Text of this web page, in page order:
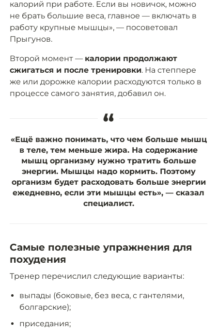
калорий при работе. Если вы новичок, можно
не брать большие веса, главное — включать в
работу крупные мышцы», — посоветовал
Прыгунов.
Второй момент — калории продолжают
сжигаться и после тренировки. На степпере
же или дорожке калории расходуются только в
процессе самого занятия, добавил он.
“
«Ещё важно понимать, что чем больше мышц
в теле, тем меньше жира. На содержание
мышц организму нужно тратить больше
энергии. Мышцы надо кормить. Поэтому
организм будет расходовать больше энергии
ежедневно, если эти мышцы есть», — сказал
специалист.
Самые полезные упражнения для
похудения
Тренер перечислил следующие варианты:
выпады (боковые, без веса, с гантелями,
болгарские);
приседания;